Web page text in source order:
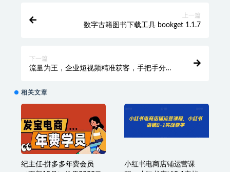
上一篇
数字古籍图书下载工具 bookget 1.1.7
下一篇
流量为王，企业短视频精准获客，手把手分享
相关文章
纪主任·拼多多年费会员
小红书电商店铺运营课